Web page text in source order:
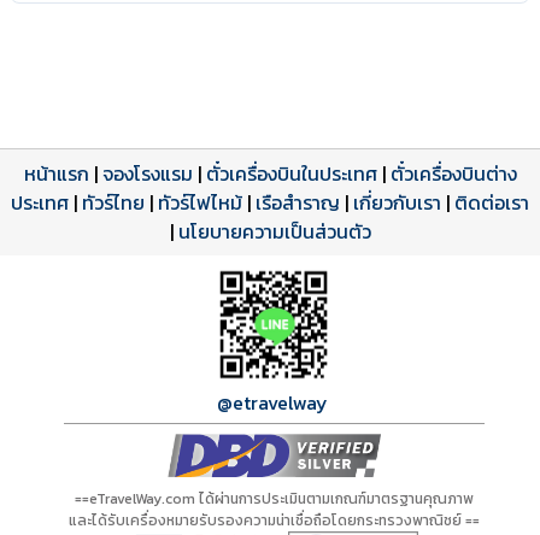
โปรแกรมทัวร์
ดาวน์โหลด PDF
รีวิวลูกค้าจริง
รีวิวจาก eTravelWay
เปิดหน้าเต็ม
ใบอนุญาตนำเที่ยว
เลขที่ 11/11450
เปิดหน้าเต็ม
หน้าแรก |จองโรงแรม | ตั๋วเครื่องบินในประเทศ| ตั๋วเครื่องบินต่าง
ประเทศ | ทัวร์ไทย | ทัวร์ไฟไหม้ | เรือสำราญ | เกี่ยวกับเรา | ติดต่อเรา
| นโยบายความเป็นส่วนตัว
@etravelway
==eTravelWay.com ได้ผ่านการประเมินตามเกณฑ์มาตรฐานคุณภาพ
และได้รับเครื่องหมายรับรองความน่าเชื่อถือโดยกระทรวงพาณิชย์ ==